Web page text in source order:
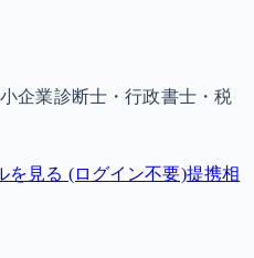
企業診断士・行政書士・税
を見る (ログイン不要)提携相